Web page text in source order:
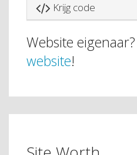
Krijg code
Website eigenaar?
website!